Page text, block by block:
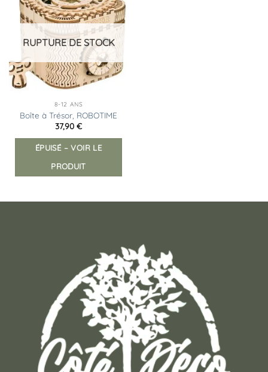
Ajouter
à la
liste
d’envies
RUPTURE DE STOCK
8-12 ANS
Boîte à Trésor, ROBOTIME
37,90 €
ÉPUISÉ – VOIR LE
PRODUIT